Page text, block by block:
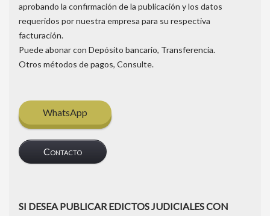
aprobando la confirmación de la publicación y los datos
requeridos por nuestra empresa para su respectiva
facturación.
Puede abonar con Depósito bancario, Transferencia.
Otros métodos de pagos, Consulte.
WhatsApp
Contacto
SI DESEA PUBLICAR EDICTOS JUDICIALES CON